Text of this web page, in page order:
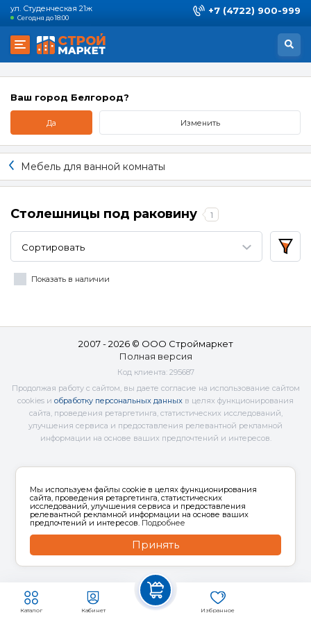
ул. Студенческая 21ж
Сегодня до 18:00
+7 (4722) 900-999
Каталог Кабинет Избранное
Ваш город Белгород?
Да Изменить
Мебель для ванной комнаты
Столешницы под раковину 1
Сортировать
Показать в наличии
2007 - 2026 © ООО Строймаркет
Полная версия
Код клиента: 295687
Продолжая работу с сайтом, вы даете согласие на использование сайтом
cookies и обработку персональных данных в целях функционирования
сайта, проведения ретаргетинга, статистических исследований,
улучшения сервиса и предоставления релевантной рекламной
информации на основе ваших предпочтений и интересов.
Мы используем файлы cookie в целях функционирования
сайта, проведения ретаргетинга, статистических
исследований, улучшения сервиса и предоставления
релевантной рекламной информации на основе ваших
предпочтений и интересов. Подробнее
Принять